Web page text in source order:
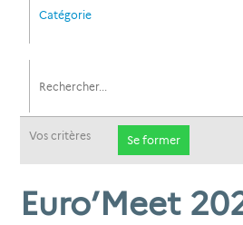
Catégorie
Vos critères Se former
Euro’Meet